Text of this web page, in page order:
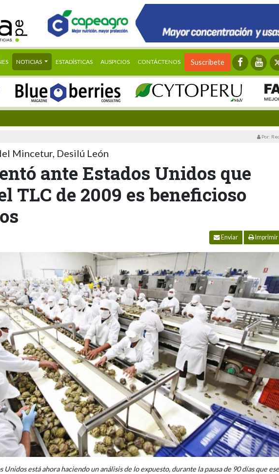
NOTICIAS ESTADÍSTICAS AUSPICIOS CONTÁCTENOS Suscríbete
Por:
Mincetur, Desilú León
ante Estados Unidos que
TLC de 2009 es beneficioso
Enviar Imprimir
Unidos está ahora haciendo un análisis de lo expuesto, durante la pausa de 90 días que ese